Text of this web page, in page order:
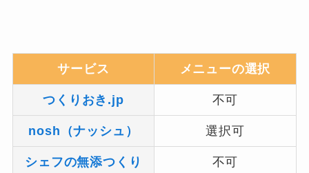
サービス メニューの選択
つくりおき.jp 不可
nosh（ナッシュ） 選択可
シェフの無添つくり
不可